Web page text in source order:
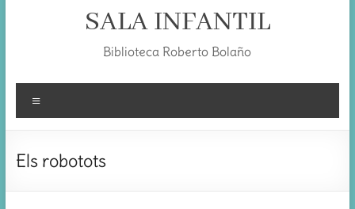
SALA INFANTIL
Biblioteca Roberto Bolaño
Els robotots